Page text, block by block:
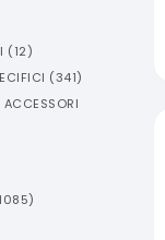
(12)
(341)
ACCESSORI
1085)